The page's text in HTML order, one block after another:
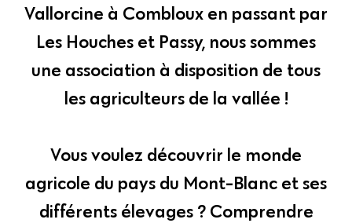
Vallorcine à Combloux en passant par
Les Houches et Passy, nous sommes
une association à disposition de tous
les agriculteurs de la vallée !
Vous voulez découvrir le monde
agricole du pays du Mont-Blanc et ses
différents élevages ? Comprendre